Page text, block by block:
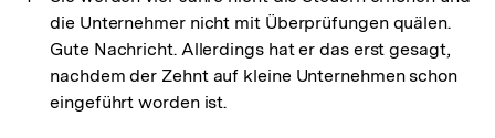
die Unternehmer nicht mit Überprüfungen quälen.
Gute Nachricht. Allerdings hat er das erst gesagt,
nachdem der Zehnt auf kleine Unternehmen schon
eingeführt worden ist.